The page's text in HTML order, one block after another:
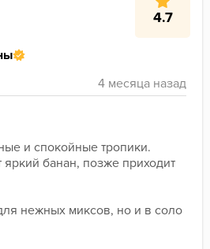
4.7
и спокойные тропики.
яркий банан, позже приходит
нежных миксов, но и в соло